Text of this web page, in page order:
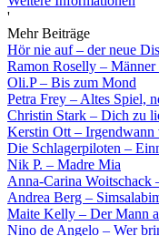
'
Mehr Beiträge
Hör nie auf – der neue
Ramon Roselly – Männer
Oli.P – Bis zum Mond
Petra Frey – Altes Spiel,
Christin Stark – Dich zu
Kerstin Ott – Irgendwann
Die Schlagerpiloten –
Nik P. – Madre Mia
Anna-Carina Woitschack
Andrea Berg –
Maite Kelly – Der Mann
Nino de Angelo – Wer